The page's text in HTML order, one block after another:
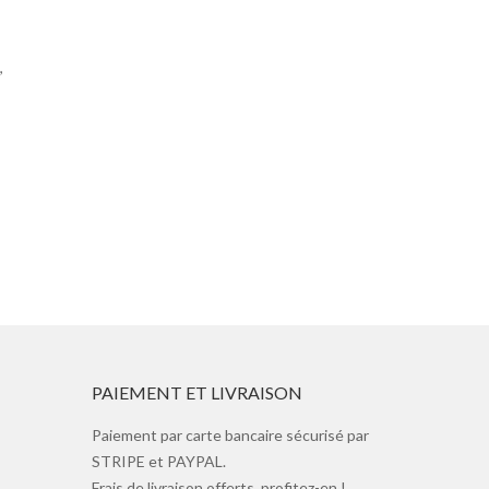
PAIEMENT ET LIVRAISON
Paiement par carte bancaire sécurisé par
STRIPE et PAYPAL.